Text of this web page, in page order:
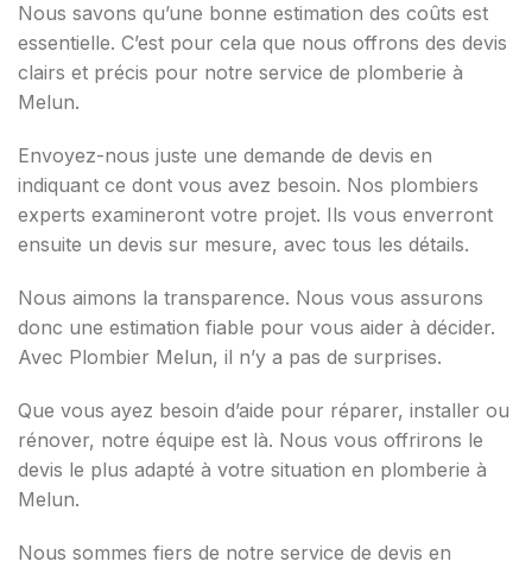
Nous savons qu’une bonne estimation des coûts est
essentielle. C’est pour cela que nous offrons des devis
clairs et précis pour notre service de plomberie à
Melun.
Envoyez-nous juste une demande de devis en
indiquant ce dont vous avez besoin. Nos plombiers
experts examineront votre projet. Ils vous enverront
ensuite un devis sur mesure, avec tous les détails.
Nous aimons la transparence. Nous vous assurons
donc une estimation fiable pour vous aider à décider.
Avec Plombier Melun, il n’y a pas de surprises.
Que vous ayez besoin d’aide pour réparer, installer ou
rénover, notre équipe est là. Nous vous offrirons le
devis le plus adapté à votre situation en plomberie à
Melun.
Nous sommes fiers de notre service de devis en